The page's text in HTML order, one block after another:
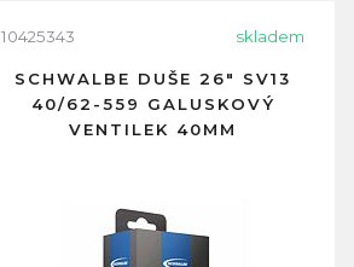
10425343 skladem
SCHWALBE DUŠE 26" SV13
40/62-559 GALUSKOVÝ
VENTILEK 40MM